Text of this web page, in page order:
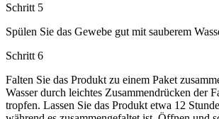
Schritt 5
Spülen Sie das Gewebe gut mit sauberem
Schritt 6
Falten Sie das Produkt zu einem Paket
Wasser durch leichtes Zusammendrücken der
tropfen. Lassen Sie das Produkt etwa 12